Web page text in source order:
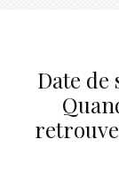
Date de